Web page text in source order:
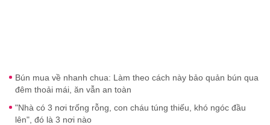
Bún mua về nhanh chua: Làm theo cách này bảo quản bún qua
đêm thoải mái, ăn vẫn an toàn
"Nhà có 3 nơi trống rỗng, con cháu túng thiếu, khó ngóc đầu
lên", đó là 3 nơi nào